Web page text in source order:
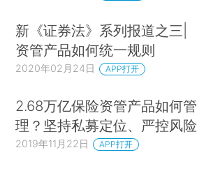
新《证券法》系列报道之三|
资管产品如何统一规则
2020年02月24日 APP打开
2.68万亿保险资管产品如何管
理？坚持私募定位、严控风险
2019年11月22日 APP打开